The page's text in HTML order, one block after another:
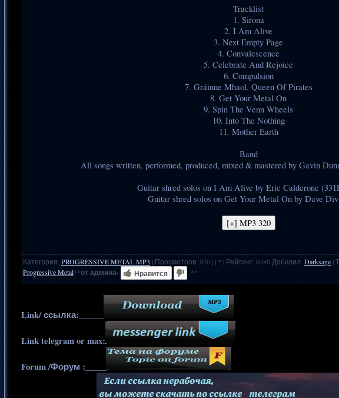
Tracklist
1. Sirona
2. I Am Alive
3. Next Empty Page
4. Convalescence
5. Celebrate And Rejoice
6. Compulsion
7. Gráinne Mhaol, Queen Of Pirates
8. Get Your Metal On
9. Spin The Venn Wheels
10. Into The Nothing
11. Mother Earth
Band
All songs written, performed, produced, mixed & mastered by Gavin
Guitar shred solos on I Am Alive by Eric Calderone
Guitar shred solos on Get Your Metal On by Dave
Категория: PROGRESSIVE METAL MP3 | Просмотров: 970 | | * | Рейтинг: 0.0/0 Добавил: Darksage |
Progressive Metal**от админа- Нравится **
Link/ ссылка:______
Link telegram or max:
Forum /Форум :_____